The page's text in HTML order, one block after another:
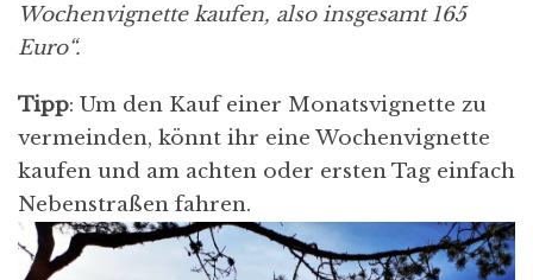
Wochenvignette kaufen, also insgesamt 165
Euro“.
Tipp: Um den Kauf einer Monatsvignette zu
vermeinden, könnt ihr eine Wochenvignette
kaufen und am achten oder ersten Tag einfach
Nebenstraßen fahren.